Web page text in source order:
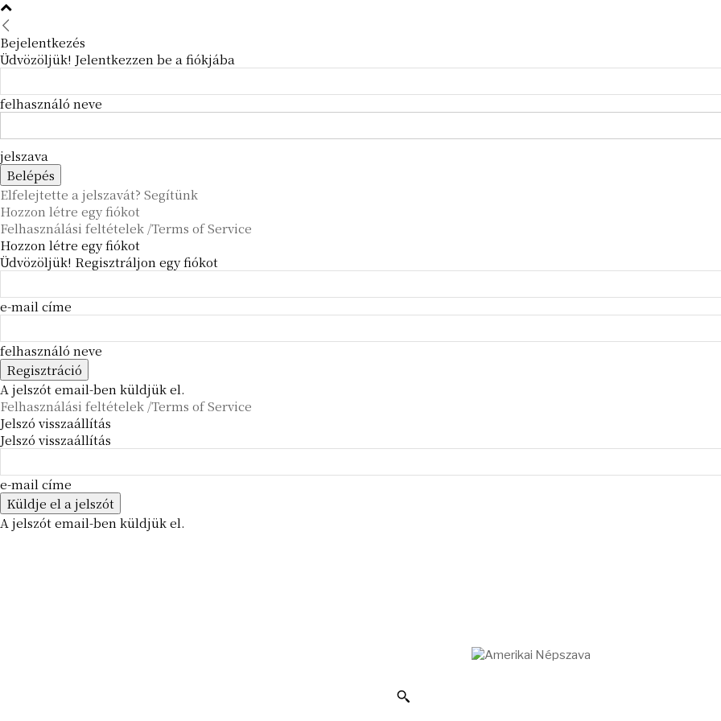
Bejelentkezés
Üdvözöljük! Jelentkezzen be a fiókjába
felhasználó neve
jelszava
Elfelejtette a jelszavát? Segítünk
Hozzon létre egy fiókot
Felhasználási feltételek /Terms of Service
Hozzon létre egy fiókot
Üdvözöljük! Regisztráljon egy fiókot
e-mail címe
felhasználó neve
A jelszót email-ben küldjük el.
Felhasználási feltételek /Terms of Service
Jelszó visszaállítás
Jelszó visszaállítás
e-mail címe
A jelszót email-ben küldjük el.